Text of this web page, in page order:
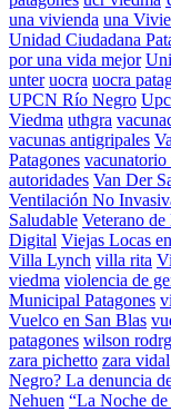
una vivienda una
Unidad Ciudadana
por una vida mejor
unter uocra uocra
UPCN Río Negro
Viedma uthgra
vacunas antigripales
Patagones vacunatorio
autoridades Van Der
Ventilación No
Saludable Veterano
Digital Viejas Locas
Villa Lynch villa rita
viedma violencia de
Municipal Patagones
Vuelco en San Blas
patagones wilson
zara pichetto zara vidal
Negro? La denuncia
Nehuen “La Noche de